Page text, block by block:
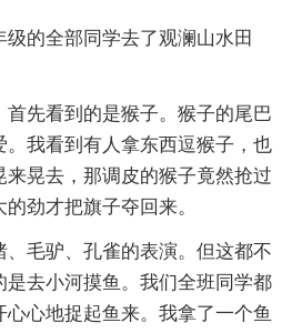
的全部同学去了观澜山水田
首先看到的是猴子。猴子的尾巴
。我看到有人拿东西逗猴子，也
晃去，那调皮的猴子竟然抢过
劲才把旗子夺回来。
、毛驴、孔雀的表演。但这都不
是去小河摸鱼。我们全班同学都
心地捉起鱼来。我拿了一个鱼